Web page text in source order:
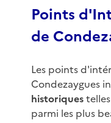
Points
de
Les points
Condezaygues
historiques
parmi les plus